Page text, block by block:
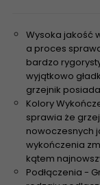
Wysoka jakość
a proces
bardzo
wyjątkowo
grzejnik
Kolory
sprawia że
nowoczesnych
wykończenia
kątem
Podłączenia -